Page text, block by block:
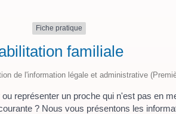
Fiche pratique
familiale
de l'information légale et administrative
représenter un proche qui n'est pas en
? Nous vous présentons les